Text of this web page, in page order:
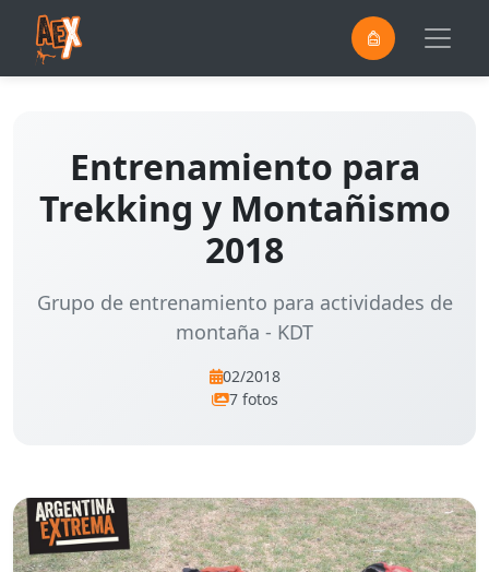
Entrenamiento para
Trekking y Montañismo
2018
Grupo de entrenamiento para actividades de
montaña - KDT
02/2018
7 fotos